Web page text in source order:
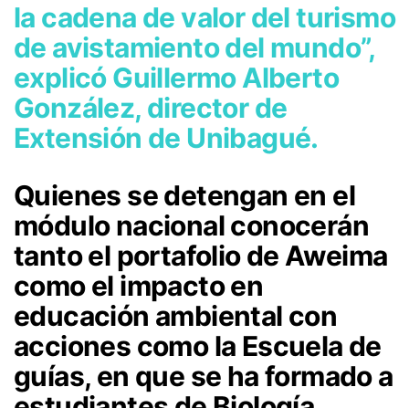
la cadena de valor del turismo
de avistamiento del mundo”,
explicó Guillermo Alberto
González, director de
Extensión de Unibagué.
Quienes se detengan en el
módulo nacional conocerán
tanto el portafolio de Aweima
como el impacto en
educación ambiental con
acciones como la Escuela de
guías, en que se ha formado a